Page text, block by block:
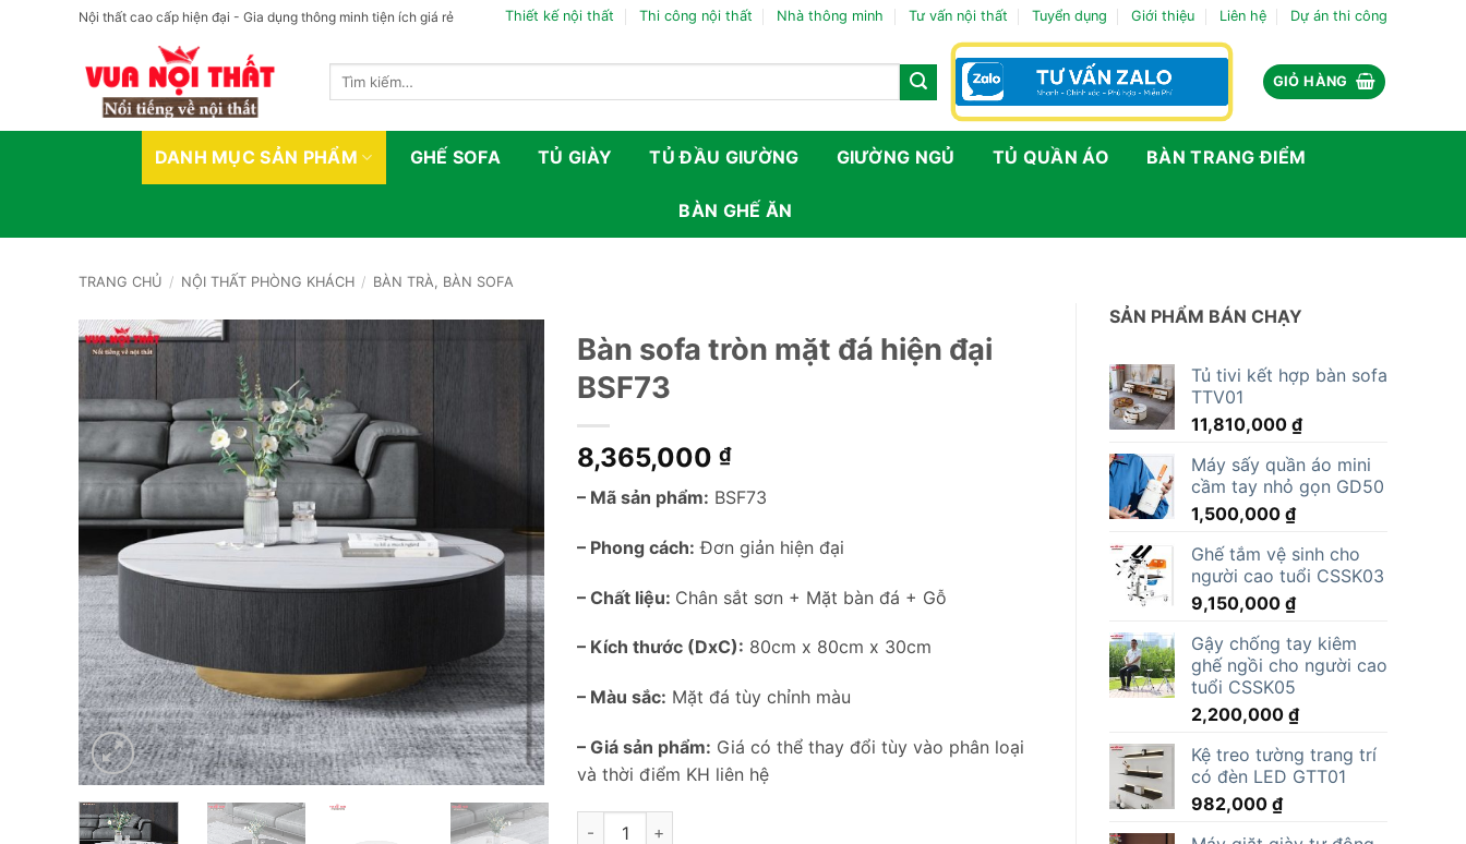
Nội thất cao cấp hiện đại - Gia dụng thông minh tiện ích giá rẻ Thiết kế nội thất Thi công nội thất Nhà thông minh Tư vấn nội thất Tuyển dụng Giới thiệu Liên hệ Dự án thi công
Tìm
GIỎ HÀNG
DANH MỤC SẢN PHẨM GHẾ SOFA TỦ GIÀY TỦ ĐẦU GIƯỜNG GIƯỜNG NGỦ TỦ QUẦN ÁO BÀN TRANG ĐIỂM
BÀN GHẾ ĂN
TRANG CHỦ / NỘI THẤT PHÒNG KHÁCH / BÀN TRÀ, BÀN SOFA
SẢN PHẨM BÁN CHẠY
Tủ tivi kết hợp bàn sofa
TTV01
11,810,000 ₫
Máy sấy quần áo mini
cầm tay nhỏ gọn GD50
1,500,000 ₫
Ghế tắm vệ sinh cho
người cao tuổi CSSK03
9,150,000 ₫
Gậy chống tay kiêm
ghế ngồi cho người cao
tuổi CSSK05
2,200,000 ₫
Kệ treo tường trang trí
có đèn LED GTT01
982,000 ₫
Bàn sofa tròn mặt đá hiện đại
BSF73
8,365,000 ₫
– Mã sản phẩm: BSF73
– Phong cách: Đơn giản hiện đại
– Chất liệu: Chân sắt sơn + Mặt bàn đá + Gỗ
– Kích thước (DxC): 80cm x 80cm x 30cm
– Màu sắc: Mặt đá tùy chỉnh màu
– Giá sản phẩm: Giá có thể thay đổi tùy vào phân loại
và thời điểm KH liên hệ
Bàn sofa tròn mặt đá hiện đại BSF73 số lượng